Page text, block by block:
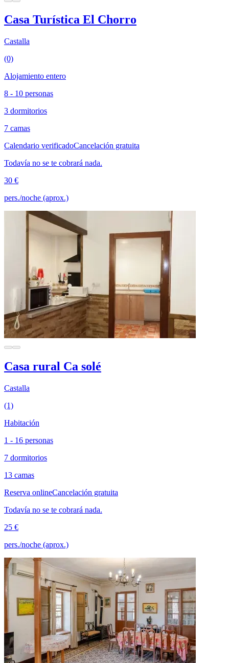
Casa Turística El Chorro
Castalla
(0)
Alojamiento entero
8 - 10 personas
3 dormitorios
7 camas
Calendario verificadoCancelación gratuita
Todavía no se te cobrará nada.
30 €
pers./noche (aprox.)
Casa rural Ca solé
Castalla
(1)
Habitación
1 - 16 personas
7 dormitorios
13 camas
Reserva onlineCancelación gratuita
Todavía no se te cobrará nada.
25 €
pers./noche (aprox.)